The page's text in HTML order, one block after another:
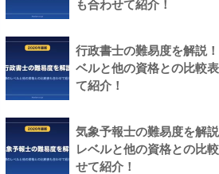
も合わせて紹介！
行政書士の難易度を解説
ベルと他の資格との比較
て紹介！
気象予報士の難易度を解
レベルと他の資格との比
せて紹介！